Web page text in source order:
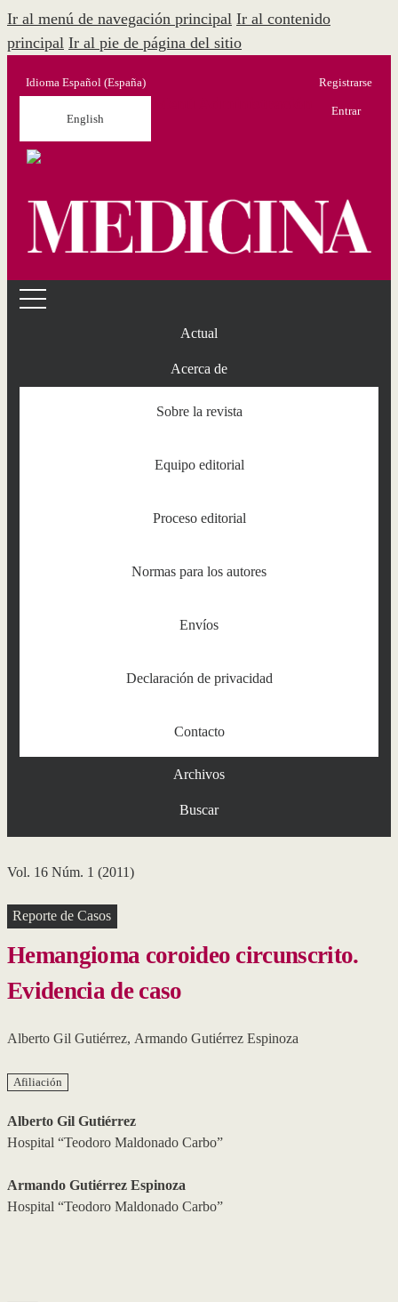
Ir al menú de navegación principal Ir al contenido
principal Ir al pie de página del sitio
Idioma Español (España)
English
Registrarse
Entrar
Actual
Acerca de
Sobre la revista
Equipo editorial
Proceso editorial
Normas para los autores
Envíos
Declaración de privacidad
Contacto
Archivos
Buscar
Vol. 16 Núm. 1 (2011)
Reporte de Casos
Hemangioma coroideo circunscrito.
Evidencia de caso
Alberto Gil Gutiérrez, Armando Gutiérrez Espinoza
Afiliación
Alberto Gil Gutiérrez
Hospital “Teodoro Maldonado Carbo”
Armando Gutiérrez Espinoza
Hospital “Teodoro Maldonado Carbo”